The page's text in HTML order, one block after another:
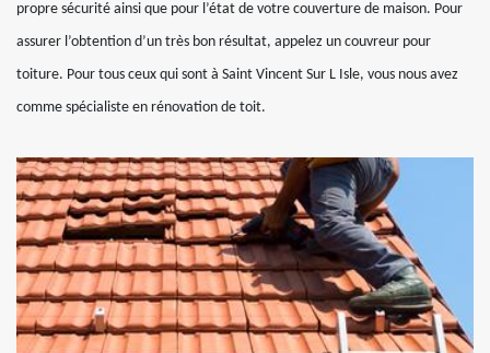
propre sécurité ainsi que pour l’état de votre couverture de maison. Pour
assurer l’obtention d’un très bon résultat, appelez un couvreur pour
toiture. Pour tous ceux qui sont à Saint Vincent Sur L Isle, vous nous avez
comme spécialiste en rénovation de toit.